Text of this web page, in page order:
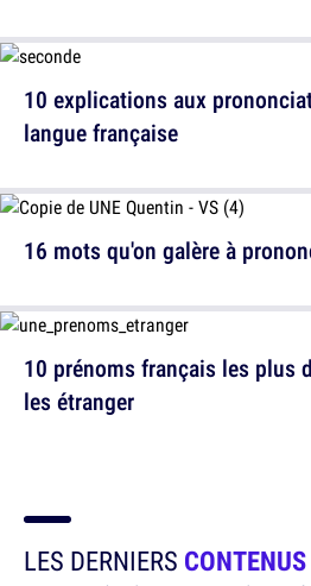
16 mots qu'on galère à
10 prénoms français les plus
les étranger
10 explications aux
langue française
LES DERNIERS